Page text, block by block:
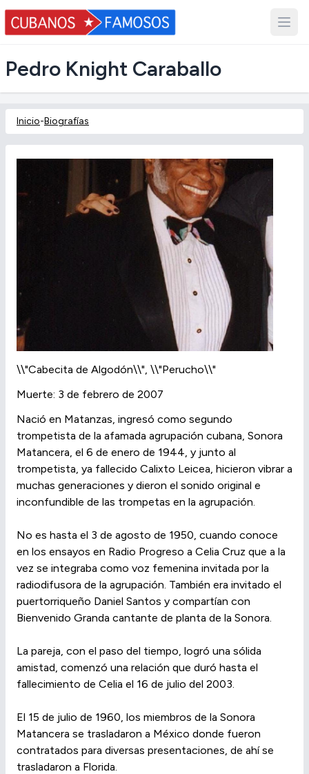
Pedro Knight Caraballo
Inicio-Biografías
\\"Cabecita de Algodón\\", \\"Perucho\\"
Muerte: 3 de febrero de 2007
Nació en Matanzas, ingresó como segundo
trompetista de la afamada agrupación cubana, Sonora
Matancera, el 6 de enero de 1944, y junto al
trompetista, ya fallecido Calixto Leicea, hicieron vibrar a
muchas generaciones y dieron el sonido original e
inconfundible de las trompetas en la agrupación.
No es hasta el 3 de agosto de 1950, cuando conoce
en los ensayos en Radio Progreso a Celia Cruz que a la
vez se integraba como voz femenina invitada por la
radiodifusora de la agrupación. También era invitado el
puertorriqueño Daniel Santos y compartían con
Bienvenido Granda cantante de planta de la Sonora.
La pareja, con el paso del tiempo, logró una sólida
amistad, comenzó una relación que duró hasta el
fallecimiento de Celia el 16 de julio del 2003.
El 15 de julio de 1960, los miembros de la Sonora
Matancera se trasladaron a México donde fueron
contratados para diversas presentaciones, de ahí se
trasladaron a Florida.